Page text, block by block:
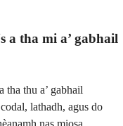
a tha mi a’ gabhail
tha thu a’ gabhail
lathadh, agus do
nas miosa.